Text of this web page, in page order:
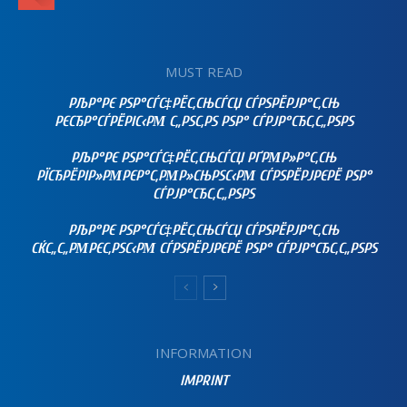
MUST READ
РЉР°РЄ РЅР°СЃС‡РЁС‚СЊСЃСЏ СЃРЅРЁРЈР°С‚СЊ
РЄСЂР°СЃРЁРІС‹РΜ С„РЅС‚РЅ РЅР° СЃРЈР°СЂС‚С„РЅРЅ
РЉР°РЄ РЅР°СЃС‡РЁС‚СЊСЃСЏ РҐРΜР»Р°С‚СЊ
РЇСЂРЁРІР»РΜРЄР°С‚РΜР»СЊРЅС‹РΜ СЃРЅРЁРЈРЄРЁ РЅР°
СЃРЈР°СЂС‚С„РЅРЅ
РЉР°РЄ РЅР°СЃС‡РЁС‚СЊСЃСЏ СЃРЅРЁРЈР°С‚СЊ
СЌС„С„РΜРЄС‚РЅС‹РΜ СЃРЅРЁРЈРЄРЁ РЅР° СЃРЈР°СЂС‚С„РЅРЅ
INFORMATION
IMPRINT